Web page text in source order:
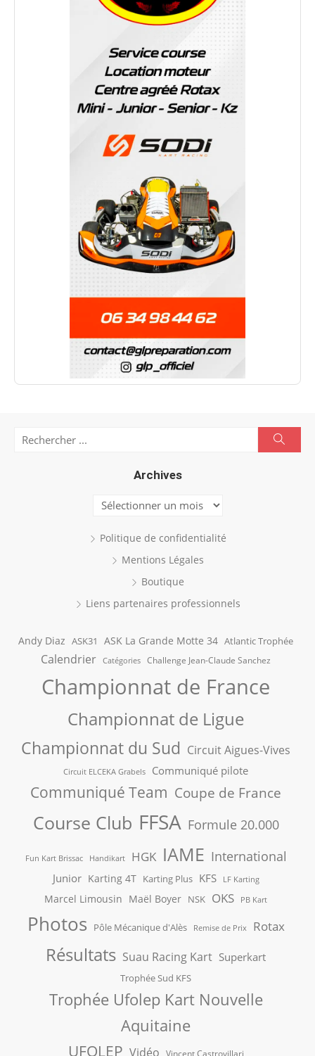
Archives
Archives
Politique de confidentialité
Mentions Légales
Boutique
Liens partenaires professionnels
Andy Diaz ASK31 ASK La Grande Motte 34 Atlantic Trophée
Calendrier Catégories Challenge Jean-Claude Sanchez
Championnat de France
Championnat de Ligue
Championnat du Sud Circuit Aigues-Vives
Circuit ELCEKA Grabels Communiqué pilote
Communiqué Team Coupe de France
Course Club FFSA Formule 20.000
Fun Kart Brissac Handikart HGK IAME International
Junior Karting 4T Karting Plus KFS LF Karting
Marcel Limousin Maël Boyer NSK OKS PB Kart
Photos Pôle Mécanique d'Alès Remise de Prix Rotax
Résultats Suau Racing Kart Superkart
Trophée Sud KFS
Trophée Ufolep Kart Nouvelle
Aquitaine
UFOLEP Vidéo Vincent Castrovillari